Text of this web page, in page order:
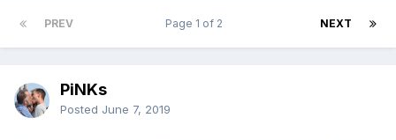
PREV NEXT
Page 1 of 2
PiNKs
Posted June 7, 2019